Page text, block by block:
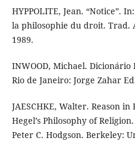
HYPPOLITE, Jean. “Notice”.
la philosophie du droit. Trad.
1989.
INWOOD, Michael.
Rio de Janeiro: Jorge Zahar
JAESCHKE, Walter. Reason
Hegel’s Philosophy of
Peter C. Hodgson. Berkeley: